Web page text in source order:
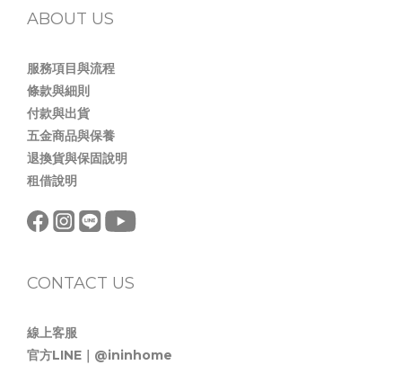
ABOUT US
服務項目與流程
條款與細則
付款與出貨
五金商品與保養
退換貨與保固說明
租借說明
CONTACT US
線上客服
官方LINE｜@ininhome